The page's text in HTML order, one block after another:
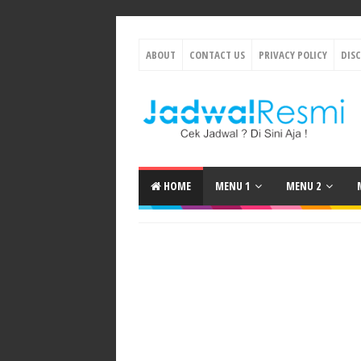
ABOUT CONTACT US PRIVACY POLICY
HOME MENU 1 MENU 2